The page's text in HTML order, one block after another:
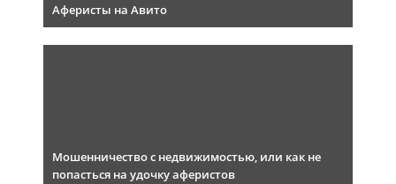
Аферисты на Авито
Мошенничество с недвижимостью, или как не
попасться на удочку аферистов